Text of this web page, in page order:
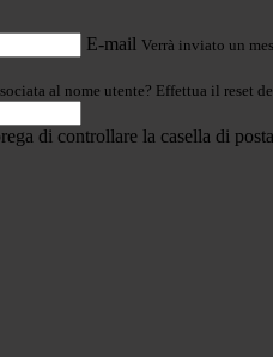
E-mail Verrà inviato un
al nome utente? Effettua il reset
di controllare la casella di